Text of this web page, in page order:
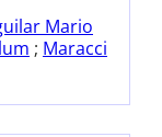
Mario
; Maracci